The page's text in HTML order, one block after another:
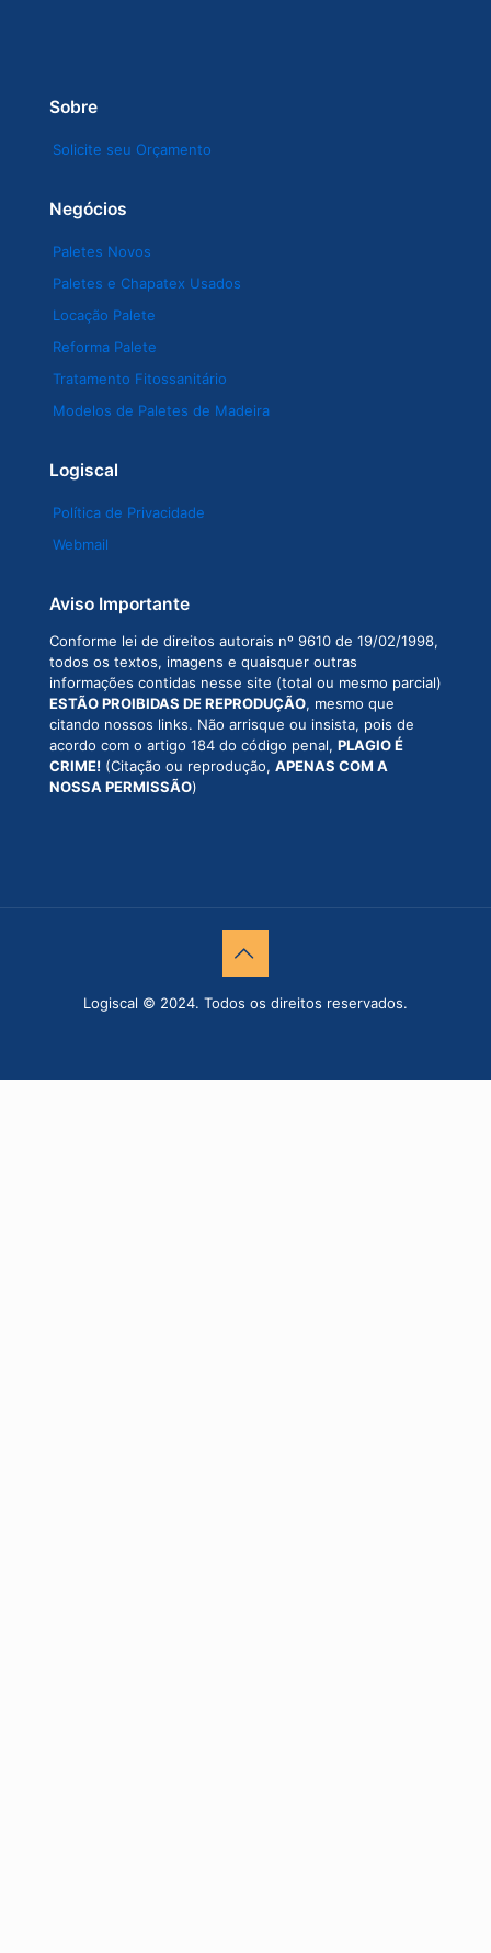
Sobre
Solicite seu Orçamento
Negócios
Paletes Novos
Paletes e Chapatex Usados
Locação Palete
Reforma Palete
Tratamento Fitossanitário
Modelos de Paletes de Madeira
Logiscal
Política de Privacidade
Webmail
Aviso Importante
Conforme lei de direitos autorais nº 9610 de 19/02/1998,
todos os textos, imagens e quaisquer outras
informações contidas nesse site (total ou mesmo parcial)
ESTÃO PROIBIDAS DE REPRODUÇÃO, mesmo que
citando nossos links. Não arrisque ou insista, pois de
acordo com o artigo 184 do código penal, PLAGIO É
CRIME! (Citação ou reprodução, APENAS COM A
NOSSA PERMISSÃO)
Logiscal © 2024. Todos os direitos reservados.